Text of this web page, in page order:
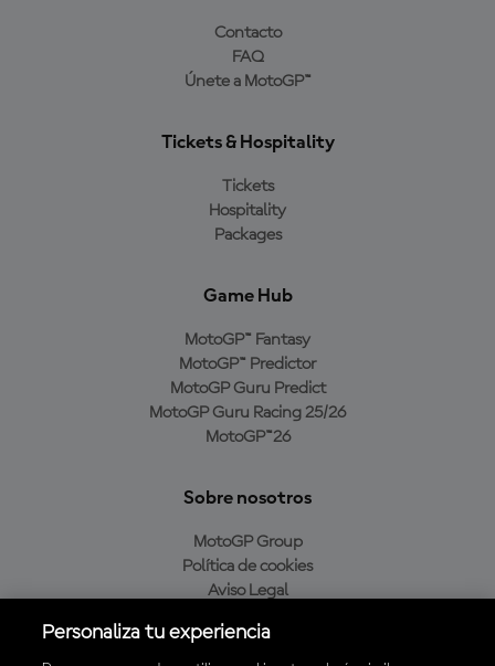
Contacto
FAQ
Únete a MotoGP™
Tickets & Hospitality
Tickets
Hospitality
Packages
Game Hub
MotoGP™ Fantasy
MotoGP™ Predictor
MotoGP Guru Predict
MotoGP Guru Racing 25/26
MotoGP™26
Sobre nosotros
MotoGP Group
Política de cookies
Aviso Legal
Política de compra
Personaliza tu experiencia